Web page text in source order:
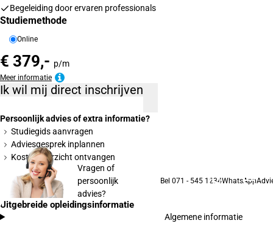
Begeleiding door ervaren professionals
Studiemethode
Online
€ 379,- p/m
Meer informatie
Ik wil mij direct inschrijven
Persoonlijk advies of extra informatie?
Studiegids aanvragen
Adviesgesprek inplannen
Kostenoverzicht ontvangen
Vragen of
persoonlijk
advies?
Bel 071 - 545 1234WhatsApp
Uitgebreide opleidingsinformatie
Algemene informatie